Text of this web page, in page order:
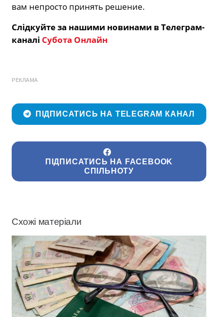
вам непросто принять решение.
Слідкуйте за нашими новинами в Телеграм-
каналі Субота Онлайн
РЕКЛАМА
ПІДПИСАТИСЬ НА TELEGRAM КАНАЛ
ПІДПИСАТИСЬ НА FACEBOOK
СПІЛЬНОТУ
Схожі матеріали